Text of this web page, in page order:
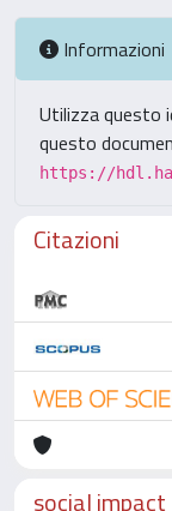
Informazioni
Utilizza questo
questo
https://
Citazioni
social impact